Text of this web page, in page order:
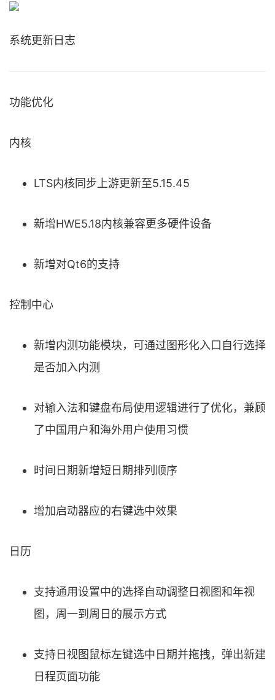
系统更新日志
功能优化
内核
LTS内核同步上游更新至5.15.45
新增HWE5.18内核兼容更多硬件设备
新增对Qt6的支持
控制中心
新增内测功能模块，可通过图形化入口自行选择
是否加入内测
对输入法和键盘布局使用逻辑进行了优化，兼顾
了中国用户和海外用户使用习惯
时间日期新增短日期排列顺序
增加启动器应的右键选中效果
日历
支持通用设置中的选择自动调整日视图和年视
图，周一到周日的展示方式
支持日视图鼠标左键选中日期并拖拽，弹出新建
日程页面功能